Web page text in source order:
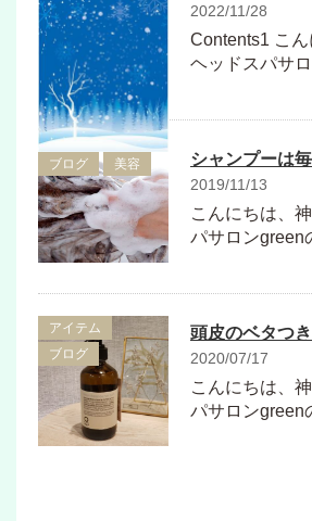
2022/11/28
Contents1 こ
ヘッドスパサ
ブログ 美容
2019/11/13
こんにちは、
パサロン
アイテム
ブログ
2020/07/17
こんにちは、
パサロン